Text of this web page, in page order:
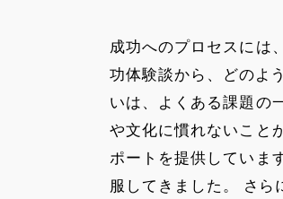
成功へのプロセスには
功体験談から、どのよ
いは、よくある課題の
や文化に慣れないこと
ポートを提供していま
服してきました。 さ